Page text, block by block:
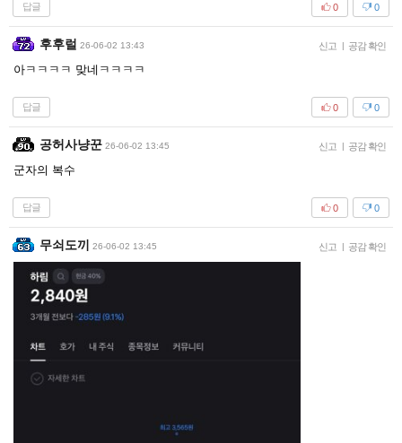
답글 0
0
후후럴 26-06-02 13:43 신고 | 공감 확인
아ㅋㅋㅋㅋ 맞네ㅋㅋㅋㅋ
답글 0
0
공허사냥꾼 26-06-02 13:45 신고 | 공감 확인
군자의 복수
답글 0
0
무쇠도끼 26-06-02 13:45 신고 | 공감 확인